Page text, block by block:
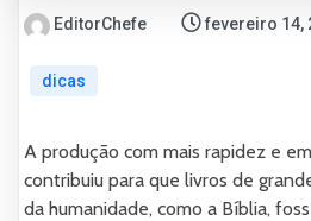
EditorChefe fevereiro 14,
dicas
A produção com mais rapidez e
contribuiu para que livros de
da humanidade, como a Bíblia,